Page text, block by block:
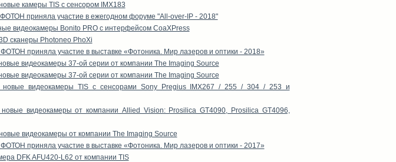
камеры TIS с сенсором IMX183
приняла участие в ежегодном форуме "All-over-IP - 2018"
видеокамеры Bonito PRO с интерфейсом CoaXPress
сканеры Photoneo PhoXi
приняла участие в выставке «Фотоника. Мир лазеров и оптики - 2018»
видеокамеры 37-ой серии от компании The Imaging Source
видеокамеры 37-ой серии от компании The Imaging Source
новые видеокамеры TIS с сенсорами Sony Pregius IMX267 / 255 / 304 / 253 и
новые видеокамеры от компании Allied Vision: Prosilica GT4090, Prosilica GT4096,
видеокамеры от компании The Imaging Source
приняла участие в выставке «Фотоника. Мир лазеров и оптики - 2017»
DFK AFU420-L62 от компании TIS